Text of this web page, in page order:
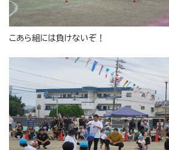
こあら組には負けないぞ！